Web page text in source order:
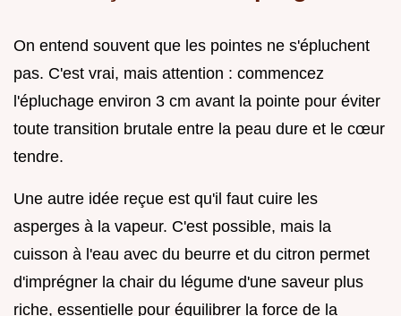
On entend souvent que les pointes ne s'épluchent
pas. C'est vrai, mais attention : commencez
l'épluchage environ 3 cm avant la pointe pour éviter
toute transition brutale entre la peau dure et le cœur
tendre.
Une autre idée reçue est qu'il faut cuire les
asperges à la vapeur. C'est possible, mais la
cuisson à l'eau avec du beurre et du citron permet
d'imprégner la chair du légume d'une saveur plus
riche, essentielle pour équilibrer la force de la